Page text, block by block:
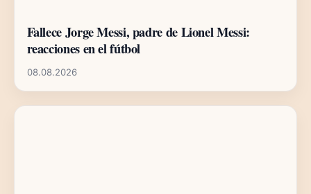
Fallece Jorge Messi, padre de Lionel Messi:
reacciones en el fútbol
08.08.2026